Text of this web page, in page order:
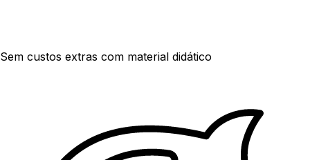
Sem custos extras com material didático